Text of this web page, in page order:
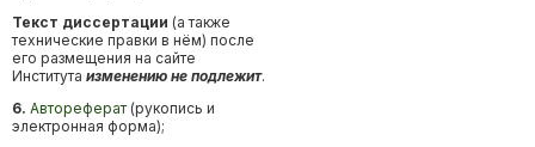
Текст диссертации (а также
технические правки в нём) после
его размещения на сайте
Института изменению не подлежит.
6. Автореферат (рукопись и
электронная форма);